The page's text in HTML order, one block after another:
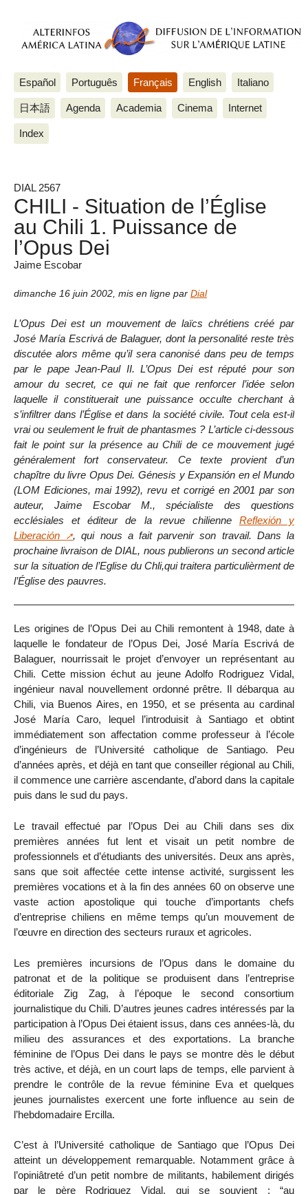
Español Português Français English Italiano
日本語 Agenda Academia Cinema Internet
Index
DIAL 2567
CHILI - Situation de l’Église
au Chili 1. Puissance de
l’Opus Dei
Jaime Escobar
dimanche 16 juin 2002 mis en ligne par Dial
L’Opus Dei est un mouvement de laïcs chrétiens créé par
José María Escrivá de Balaguer, dont la personalité reste très
discutée alors même qu’il sera canonisé dans peu de temps
par le pape Jean-Paul II. L’Opus Dei est réputé pour son
amour du secret, ce qui ne fait que renforcer l’idée selon
laquelle il constituerait une puissance occulte cherchant à
s’infiltrer dans l’Église et dans la société civile. Tout cela est-il
vrai ou seulement le fruit de phantasmes ? L’article ci-dessous
fait le point sur la présence au Chili de ce mouvement jugé
généralement fort conservateur. Ce texte provient d’un
chapître du livre Opus Dei. Génesis y Expansión en el Mundo
(LOM Ediciones, mai 1992), revu et corrigé en 2001 par son
auteur, Jaime Escobar M., spécialiste des questions
ecclésiales et éditeur de la revue chilienne Reflexión y
Liberación
, qui nous a fait parvenir son travail. Dans la
prochaine livraison de DIAL, nous publierons un second article
sur la situation de l’Eglise du Chli,qui traitera particulièrment de
l’Église des pauvres.
Les origines de l’Opus Dei au Chili remontent à 1948, date à
laquelle le fondateur de l’Opus Dei, José María Escrivá de
Balaguer, nourrissait le projet d’envoyer un représentant au
Chili. Cette mission échut au jeune Adolfo Rodriguez Vidal,
ingénieur naval nouvellement ordonné prêtre. Il débarqua au
Chili, via Buenos Aires, en 1950, et se présenta au cardinal
José María Caro, lequel l’introduisit à Santiago et obtint
immédiatement son affectation comme professeur à l’école
d’ingénieurs de l’Université catholique de Santiago. Peu
d’années après, et déjà en tant que conseiller régional au Chili,
il commence une carrière ascendante, d’abord dans la capitale
puis dans le sud du pays.
Le travail effectué par l’Opus Dei au Chili dans ses dix
premières années fut lent et visait un petit nombre de
professionnels et d’étudiants des universités. Deux ans après,
sans que soit affectée cette intense activité, surgissent les
premières vocations et à la fin des années 60 on observe une
vaste action apostolique qui touche d’importants chefs
d’entreprise chiliens en même temps qu’un mouvement de
l’œuvre en direction des secteurs ruraux et agricoles.
Les premières incursions de l’Opus dans le domaine du
patronat et de la politique se produisent dans l’entreprise
éditoriale Zig Zag, à l’époque le second consortium
journalistique du Chili. D’autres jeunes cadres intéressés par la
participation à l’Opus Dei étaient issus, dans ces années-là, du
milieu des assurances et des exportations. La branche
féminine de l’Opus Dei dans le pays se montre dès le début
très active, et déjà, en un court laps de temps, elle parvient à
prendre le contrôle de la revue féminine Eva et quelques
jeunes journalistes exercent une forte influence au sein de
l’hebdomadaire Ercilla.
C’est à l’Université catholique de Santiago que l’Opus Dei
atteint un développement remarquable. Notamment grâce à
l’opiniâtreté d’un petit nombre de militants, habilement dirigés
par le père Rodriguez Vidal, qui se souvient : “au